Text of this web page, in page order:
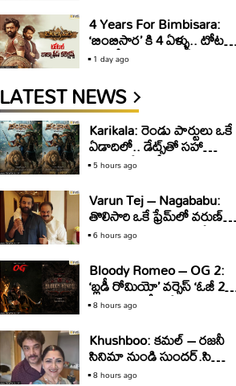
4 Years For Bimbisara:
‘బింబిసార’ కి 4 ఏళ్ళు.. టోటల్
బాక్సాఫీస్ కలెక్షన్స్ ఇవే
1 day ago
LATEST NEWS
Karikala: రెండు పార్టులు ఒకే
ఏడాదిలో.. డేట్స్‌తో సహా
అనౌన్స్‌ చేసిన హీరో
5 hours ago
Varun Tej – Nagababu:
తొలిసారి ఒకే ఫ్రేమ్‌లో వరుణ్‌ –
నాగబాబు.. ఏ సినిమాలో
6 hours ago
Bloody Romeo – OG 2:
‘బ్లడీ రోమియో’ వర్సెస్‌ ‘ఓజీ 2’..
డైరక్టర్‌ క్లారిటీ ఇచ్చేశారా?
8 hours ago
Khushboo: కమల్‌ – రజనీ
సినిమా నుండి సుందర్‌.సి
అవుట్‌.. ఏమైందో చెప్పిన
8 hours ago